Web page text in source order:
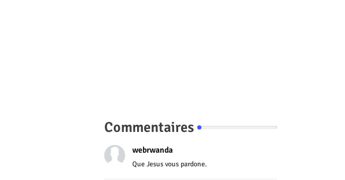
Commentaires
webrwanda
Que Jesus vous pardone.